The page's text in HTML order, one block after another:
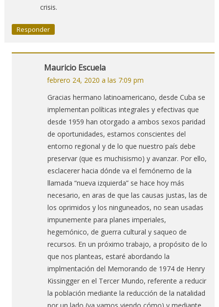
crisis.
Responder
Mauricio Escuela
febrero 24, 2020 a las 7:09 pm
Gracias hermano latinoamericano, desde Cuba se
implementan políticas integrales y efectivas que
desde 1959 han otorgado a ambos sexos paridad
de oportunidades, estamos conscientes del
entorno regional y de lo que nuestro país debe
preservar (que es muchisismo) y avanzar. Por ello,
esclacerer hacia dónde va el femónemo de la
llamada “nueva izquierda” se hace hoy más
necesario, en aras de que las causas justas, las de
los oprimidos y los ninguneados, no sean usadas
impunemente para planes imperiales,
hegemónico, de guerra cultural y saqueo de
recursos. En un próximo trabajo, a propósito de lo
que nos planteas, estaré abordando la
implmentación del Memorando de 1974 de Henry
Kissingger en el Tercer Mundo, referente a reducir
la población mediante la reducción de la natalidad
por un lado (ya vamos viendo cómo) y mediante